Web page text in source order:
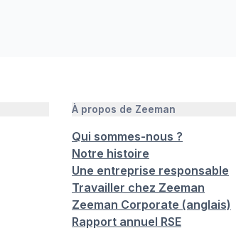
À propos de Zeeman
Qui sommes-nous ?
Notre histoire
Une entreprise responsable
Travailler chez Zeeman
Zeeman Corporate (anglais)
Rapport annuel RSE